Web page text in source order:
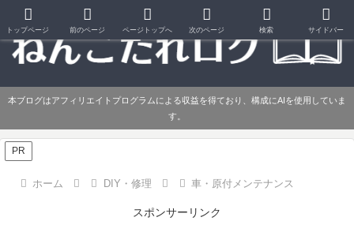
本ブログはアフィリエイトプログラムによる収益を得ており、構成にAIを使用していま
す。
PR
ホーム DIY・修理 車・原付メンテナンス
スポンサーリンク
トップページ 前のページ ページトップへ 次のページ 検索 サイドバー